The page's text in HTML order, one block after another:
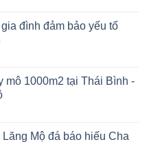
đình đảm bảo yếu tố
mô 1000m2 tại Thái Bình -
Mộ đá báo hiếu Cha